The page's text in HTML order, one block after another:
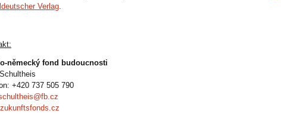
Verlag
německý fond budoucnosti
+420 737 505 790